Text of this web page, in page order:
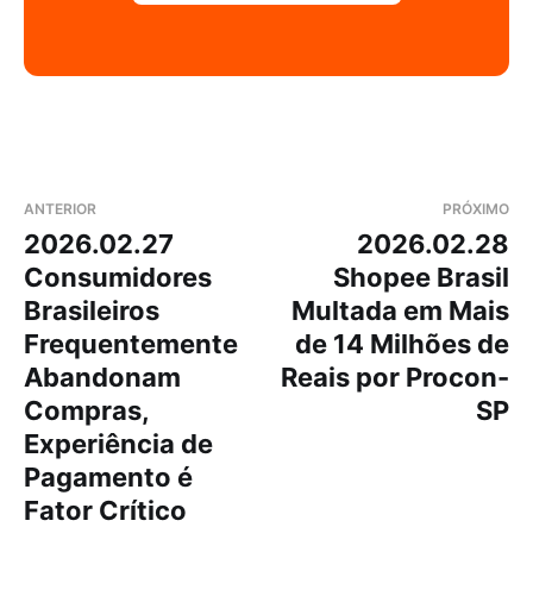
ANTERIOR
2026.02.27
Consumidores
Brasileiros
Frequentemente
Abandonam
Compras,
Experiência de
Pagamento é
Fator Crítico
PRÓXIMO
2026.02.28
Shopee Brasil
Multada em Mais
de 14 Milhões de
Reais por Procon-
SP